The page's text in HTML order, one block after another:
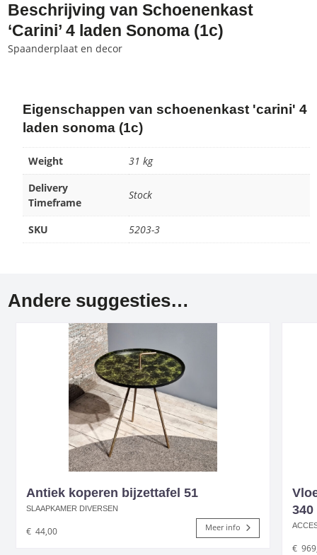
Beschrijving van Schoenenkast
‘Carini’ 4 laden Sonoma (1c)
Spaanderplaat en decor
Eigenschappen van schoenenkast 'carini' 4
laden sonoma (1c)
Weight
31 kg
Delivery
Timeframe
Stock
SKU 5203-3
Andere suggesties…
Antiek koperen bijzettafel 51
SLAAPKAMER DIVERSEN
€ 44,00 Meer info
340
€